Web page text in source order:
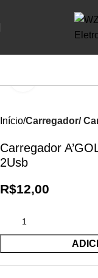
Início Carregador/
Carregador
2Usb
R$12,00